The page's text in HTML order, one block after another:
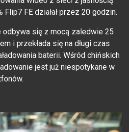
Flip7 FE działał przez 20 godzin.
się z mocą zaledwie 25
i przekłada się na długi czas
baterii. Wśród chińskich
jest już niespotykane w